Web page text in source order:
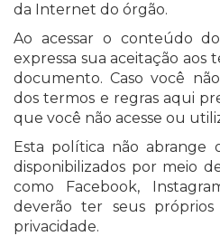
da Internet do órgão.
Ao acessar o conteúdo
expressa sua aceitação aos
documento. Caso você
dos termos e regras aqui
que você não acesse ou
Esta política não abrange
disponibilizados por meio
como Facebook,
deverão ter seus
privacidade.